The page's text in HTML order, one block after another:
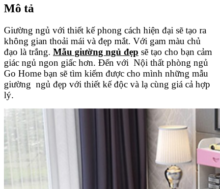
Mô tả
Giường ngủ với thiết kế phong cách hiện đại sẽ tạo ra
không gian thoải mái và đẹp mắt. Với gam màu chủ
đạo là trắng. Mẫu giường ngủ đẹp sẽ tạo cho bạn cảm
giác ngủ ngon giấc hơn. Đến với Nội thất phòng ngủ
Go Home bạn sẽ tìm kiếm được cho mình những mẫu
giường ngủ đẹp với thiết kế độc và lạ cùng giá cả hợp
lý.